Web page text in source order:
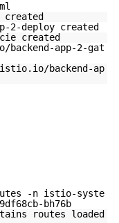
created
2-deploy created
created
app-2-gat
backend-ap
-n istio-syste
bh76b
routes loaded